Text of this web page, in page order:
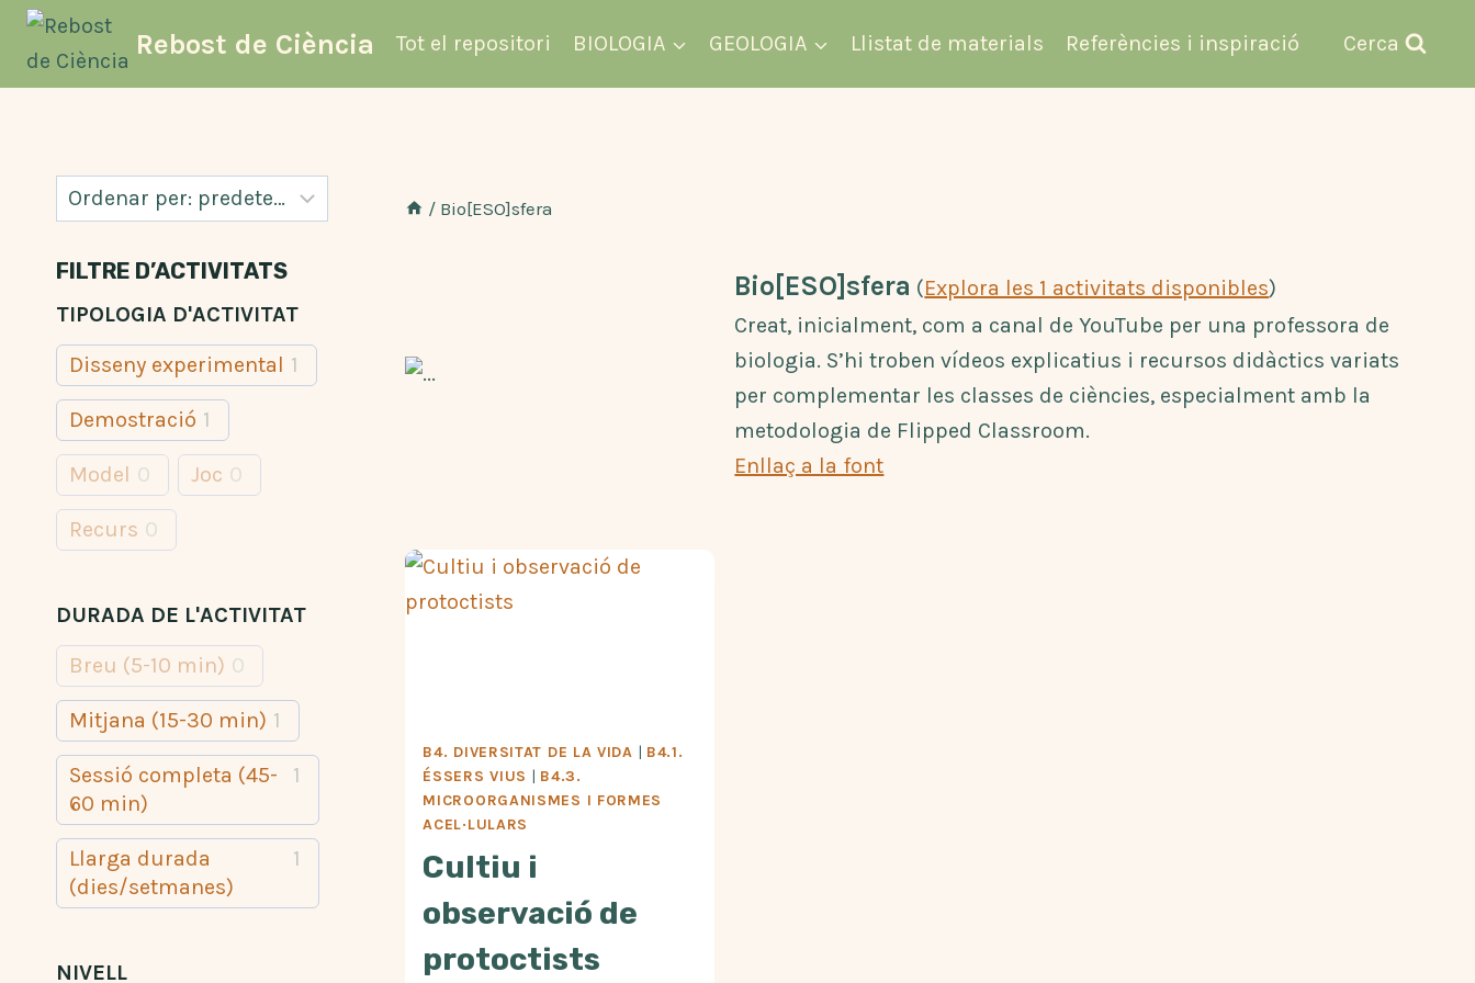
Vés
contingut
Rebost de Ciència Tot el repositori BIOLOGIA GEOLOGIA Llistat de materials Referències i inspiració Cerca
/ Bio[ESO]sfera
Bio[ESO]sfera (Explora les 1 activitats disponibles)
Creat, inicialment, com a canal de YouTube per una professora de
biologia. S’hi troben vídeos explicatius i recursos didàctics variats
per complementar les classes de ciències, especialment amb la
metodologia de Flipped Classroom.
Enllaç a la font
B4. DIVERSITAT DE LA VIDA | B4.1.
ÉSSERS VIUS | B4.3.
MICROORGANISMES I FORMES
ACEL·LULARS
Cultiu i
observació de
protoctists
FILTRE D’ACTIVITATS
TIPOLOGIA D'ACTIVITAT
Disseny experimental 1
Demostració 1
Model 0 Joc 0
Recurs 0
DURADA DE L'ACTIVITAT
Breu (5-10 min) 0
Mitjana (15-30 min) 1
Sessió completa (45-
60 min)
1
Llarga durada
(dies/setmanes)
1
NIVELL